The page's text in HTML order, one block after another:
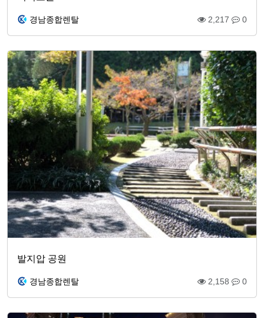
경남종합렌탈 2,217 0
발지압 공원
경남종합렌탈 2,158 0